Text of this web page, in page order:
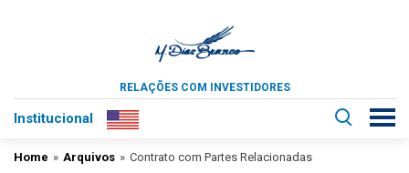
RELAÇÕES COM INVESTIDORES
Institucional
Home » Arquivos » Contrato com Partes Relacionadas